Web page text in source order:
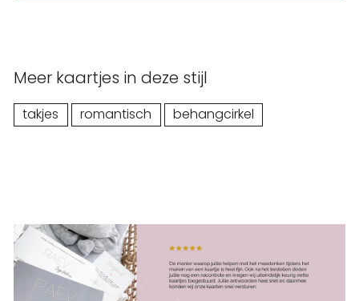
Meer kaartjes in deze stijl
takjes romantisch behangcirkel